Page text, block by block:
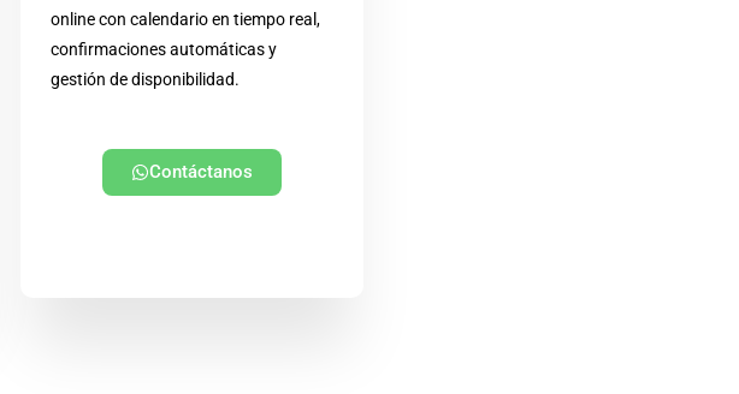
online con calendario en tiempo real,
confirmaciones automáticas y
gestión de disponibilidad.
Contáctanos